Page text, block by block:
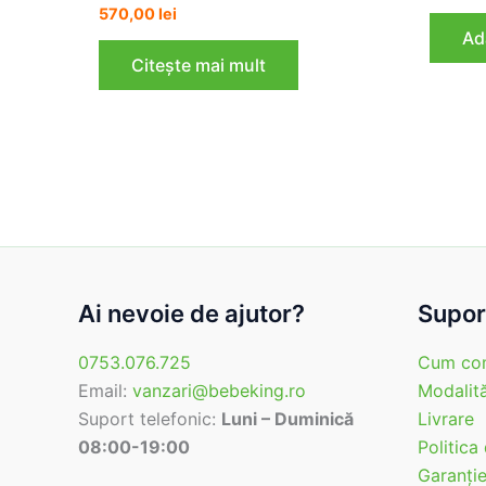
570,00lei
Citește mai mult
Ai nevoie de ajutor?
0753.076.725
Email: vanzari@bebeking.ro
Suport telefonic: Luni – Duminică
08:00-19:00
Cum
Livrare
Politica
Garanţie